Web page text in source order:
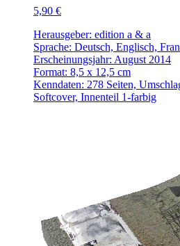
5,90 €
Herausgeber: edition a & a
Sprache: Deutsch, Englisch,
Erscheinungsjahr: August 2014
Format: 8,5 x 12,5 cm
Kenndaten: 278 Seiten,
Softcover, Innenteil 1-farbig